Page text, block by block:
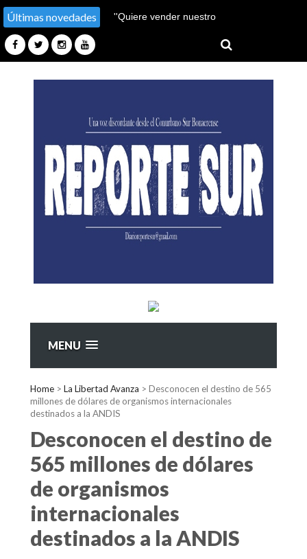
Últimas novedades
''Hay un millón de pobres
MENU
Home > La Libertad Avanza > Desconocen el destino de 565
millones de dólares de organismos internacionales
destinados a la ANDIS
Desconocen el destino de
565 millones de dólares
de organismos
internacionales
destinados a la ANDIS